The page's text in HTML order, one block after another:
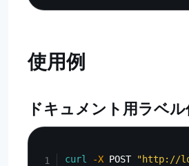
使用例
ドキュメント用ラベ
curl -X POST "http://